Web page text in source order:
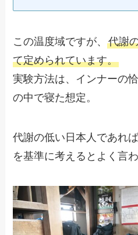
この温度域ですが、代謝
て定められています。
実験方法は、インナーの
の中で寝た想定。
代謝の低い日本人であれ
を基準に考えるとよく言わ